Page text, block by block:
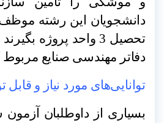
دانشجویان این رشته
تحصیل 3 واحد پروژه
دفاتر مهندسی صنایع مربوط
توانایی‌های مورد نیاز و قابل
بسیاری از داوطلبان